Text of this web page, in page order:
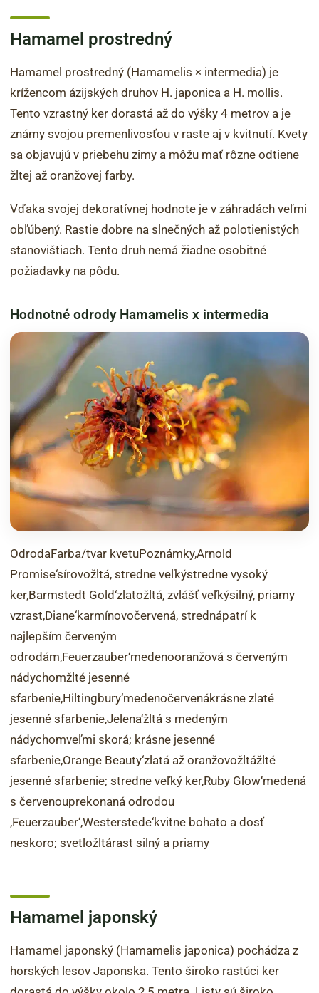
Hamamel prostredný
Hamamel prostredný (Hamamelis × intermedia) je
krížencom ázijských druhov H. japonica a H. mollis.
Tento vzrastný ker dorastá až do výšky 4 metrov a je
známy svojou premenlivosťou v raste aj v kvitnutí. Kvety
sa objavujú v priebehu zimy a môžu mať rôzne odtiene
žltej až oranžovej farby.
Vďaka svojej dekoratívnej hodnote je v záhradách veľmi
obľúbený. Rastie dobre na slnečných až polotienistých
stanovištiach. Tento druh nemá žiadne osobitné
požiadavky na pôdu.
Hodnotné odrody Hamamelis x intermedia
OdrodaFarba/tvar kvetuPoznámky‚Arnold
Promise‘sírovožltá, stredne veľkýstredne vysoký
ker‚Barmstedt Gold‘zlatožltá, zvlášť veľkýsilný, priamy
vzrast‚Diane‘karmínovočervená, strednápatrí k
najlepším červeným
odrodám‚Feuerzauber‘medenooranžová s červeným
nádychomžlté jesenné
sfarbenie‚Hiltingbury‘medenočervenákrásne zlaté
jesenné sfarbenie‚Jelena‘žltá s medeným
nádychomveľmi skorá; krásne jesenné
sfarbenie‚Orange Beauty‘zlatá až oranžovožltážlté
jesenné sfarbenie; stredne veľký ker‚Ruby Glow‘medená
s červenouprekonaná odrodou
‚Feuerzauber‘‚Westerstede‘kvitne bohato a dosť
neskoro; svetložltárast silný a priamy
Hamamel japonský
Hamamel japonský (Hamamelis japonica) pochádza z
horských lesov Japonska. Tento široko rastúci ker